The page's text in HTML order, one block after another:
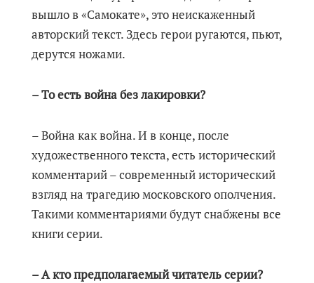
вышло в «Самокате», это неискаженный
авторский текст. Здесь герои ругаются, пьют,
дерутся ножами.
– То есть война без лакировки?
– Война как война. И в конце, после
художественного текста, есть исторический
комментарий – современный исторический
взгляд на трагедию московского ополчения.
Такими комментариями будут снабжены все
книги серии.
– А кто предполагаемый читатель серии?